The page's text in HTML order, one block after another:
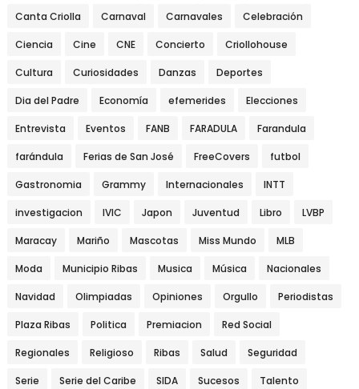
Canta Criolla Carnaval Carnavales Celebración
Ciencia Cine CNE Concierto Criollohouse
Cultura Curiosidades Danzas Deportes
Dia del Padre Economía efemerides Elecciones
Entrevista Eventos FANB FARADULA Farandula
farándula Ferias de San José FreeCovers futbol
Gastronomia Grammy Internacionales INTT
investigacion IVIC Japon Juventud Libro LVBP
Maracay Mariño Mascotas Miss Mundo MLB
Moda Municipio Ribas Musica Música Nacionales
Navidad Olimpiadas Opiniones Orgullo Periodistas
Plaza Ribas Politica Premiacion Red Social
Regionales Religioso Ribas Salud Seguridad
Serie Serie del Caribe SIDA Sucesos Talento